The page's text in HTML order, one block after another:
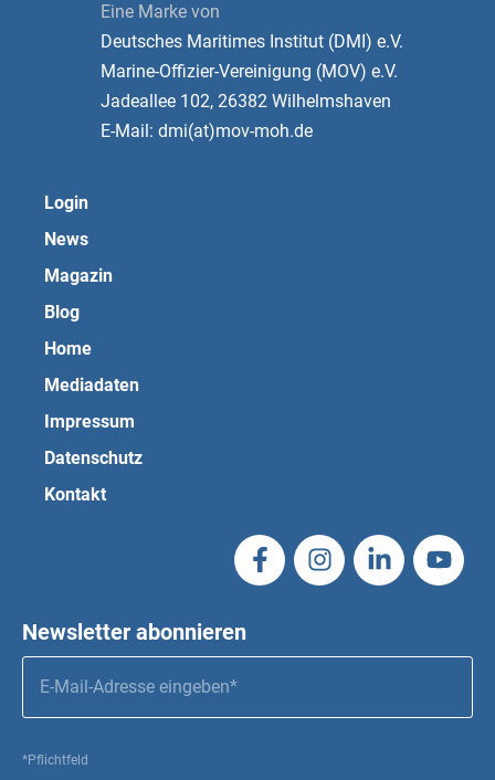
Eine Marke von
Deutsches Maritimes Institut (DMI) e.V.
Marine-Offizier-Vereinigung (MOV) e.V.
Jadeallee 102, 26382 Wilhelmshaven
E-Mail: dmi(at)mov-moh.de
Login
News
Magazin
Blog
Home
Mediadaten
Impressum
Datenschutz
Kontakt
Newsletter abonnieren
*Pflichtfeld